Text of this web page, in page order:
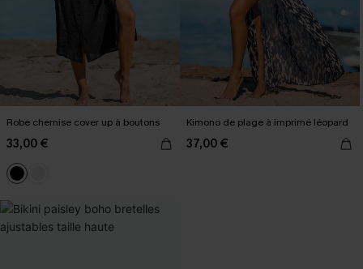
Robe chemise cover up à boutons
33,00 €
Kimono de plage à imprimé léopard
37,00 €